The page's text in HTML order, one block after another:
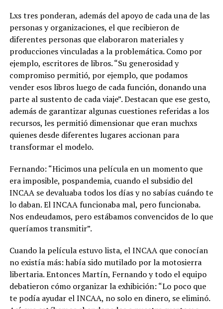
Lxs tres ponderan, además del apoyo de cada una de las
personas y organizaciones, el que recibieron de
diferentes personas que elaboraron materiales y
producciones vinculadas a la problemática. Como por
ejemplo, escritores de libros. “Su generosidad y
compromiso permitió, por ejemplo, que podamos
vender esos libros luego de cada función, donando una
parte al sustento de cada viaje”. Destacan que ese gesto,
además de garantizar algunas cuestiones referidas a los
recursos, les permitió dimensionar que eran muchxs
quienes desde diferentes lugares accionan para
transformar el modelo.
Fernando: “Hicimos una película en un momento que
era imposible, pospandemia, cuando el subsidio del
INCAA se devaluaba todos los días y no sabías cuándo te
lo daban. El INCAA funcionaba mal, pero funcionaba.
Nos endeudamos, pero estábamos convencidos de lo que
queríamos transmitir”.
Cuando la película estuvo lista, el INCAA que conocían
no existía más: había sido mutilado por la motosierra
libertaria. Entonces Martín, Fernando y todo el equipo
debatieron cómo organizar la exhibición: “Lo poco que
te podía ayudar el INCAA, no solo en dinero, se eliminó.